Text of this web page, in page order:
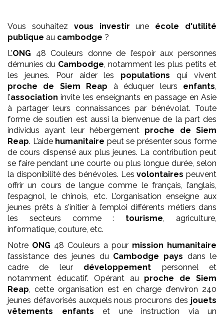
Vous souhaitez vous investir une école
d'utilité
publique au cambodge ?
L’ONG 48 Couleurs donne de l’espoir aux personnes
démunies du Cambodge, notamment les plus petits et
les jeunes. Pour aider les populations qui vivent
proche de Siem Reap à éduquer leurs enfants,
l’association invite les enseignants en passage en Asie
à partager leurs connaissances par bénévolat. Toute
forme de soutien est aussi la bienvenue de la part des
individus ayant leur hébergement proche de Siem
Reap. L’aide humanitaire peut se présenter sous forme
de cours dispensé aux plus jeunes. La contribution peut
se faire pendant une courte ou plus longue durée, selon
la disponibilité des bénévoles. Lesvolontaires peuvent
offrir un cours de langue comme le français, l’anglais,
l’espagnol, le chinois, etc. L’organisation enseigne aux
jeunes prêts à s’initier à l’emploi différents métiers dans
les secteurs comme : tourisme, agriculture,
informatique, couture, etc.
Notre ONG 48 Couleurs a pour mission humanitaire
l’assistance des jeunes du Cambodge pays dans le
cadre de leur développement personnel et
notamment éducatif. Opérant au proche de Siem
Reap, cette organisation est en charge d’environ 240
jeunes défavorisés auxquels nous procurons des jouets
vêtements enfants et une instruction via un